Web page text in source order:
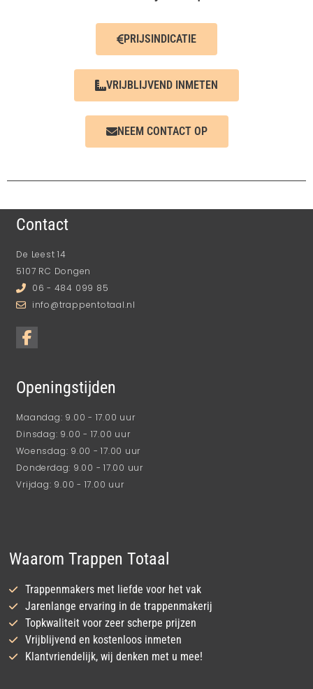
PRIJSINDICATIE
VRIJBLIJVEND INMETEN
NEEM CONTACT OP
Contact
De Leest 14
5107 RC Dongen
06 - 484 099 85
info@trappentotaal.nl
Openingstijden
Maandag: 9.00 - 17.00 uur
Dinsdag: 9.00 - 17.00 uur
Woensdag: 9.00 - 17.00 uur
Donderdag: 9.00 - 17.00 uur
Vrijdag: 9.00 - 17.00 uur
Waarom Trappen Totaal
Trappenmakers met liefde voor het vak
Jarenlange ervaring in de trappenmakerij
Topkwaliteit voor zeer scherpe prijzen
Vrijblijvend en kostenloos inmeten
Klantvriendelijk, wij denken met u mee!